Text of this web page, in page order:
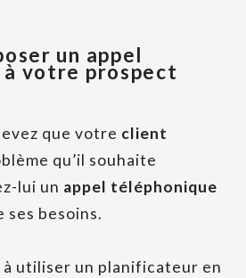
un appel
votre prospect
que votre client
qu’il souhaite
lui un appel téléphonique
ses besoins.
à utiliser un planificateur en